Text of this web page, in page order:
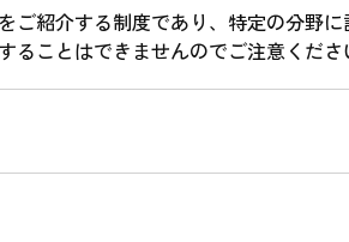
ご紹介する制度であり、特定の分野に
ことはできませんのでご注意くださ